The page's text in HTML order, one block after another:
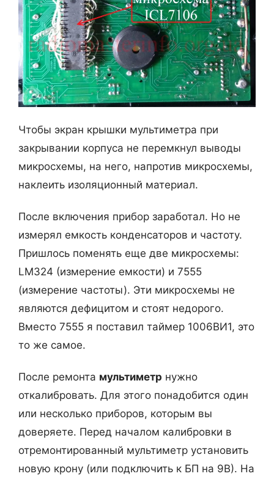
Чтобы экран крышки мультиметра при
закрывании корпуса не перемкнул выводы
микросхемы, на него, напротив микросхемы,
наклеить изоляционный материал.
После включения прибор заработал. Но не
измерял емкость конденсаторов и частоту.
Пришлось поменять еще две микросхемы:
LM324 (измерение емкости) и 7555
(измерение частоты). Эти микросхемы не
являются дефицитом и стоят недорого.
Вместо 7555 я поставил таймер 1006ВИ1, это
то же самое.
После ремонта мультиметр нужно
откалибровать. Для этого понадобится один
или несколько приборов, которым вы
доверяете. Перед началом калибровки в
отремонтированный мультиметр установить
новую крону (или подключить к БП на 9В). На